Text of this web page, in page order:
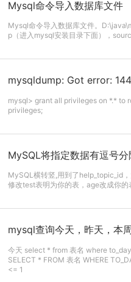
Mysql命令导入数据库文件
Mysql命令导入数据库文件。
p（进入mysql安装目录下面），
mysql> grant all privileges on *.* to
privileges;
MySQL将指定数据有逗号分
MySQL横转竖,用到了help_topic_id
修改test表明为你的表，age改成你的
今天 select * from 表名 where
SELECT * FROM 表名 WHERE
<= 1